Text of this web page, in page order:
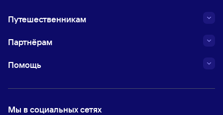
Путешественникам
Партнёрам
Помощь
Мы в социальных сетях